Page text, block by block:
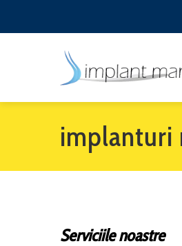
implanturi
Serviciile noastre